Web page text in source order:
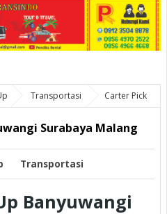
Transportasi
Carter Pick
Surabaya Malang
Transportasi
Banyuwangi